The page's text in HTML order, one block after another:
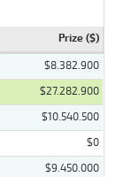
Prize ($)
$8.382.900
$27.282.900
$10.540.500
$0
$9.450.000